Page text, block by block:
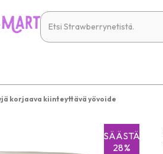
korjaava kiinteyttävä yövoide
SÄÄSTÄ
28%